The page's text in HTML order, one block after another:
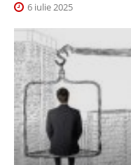
6 iulie 2025